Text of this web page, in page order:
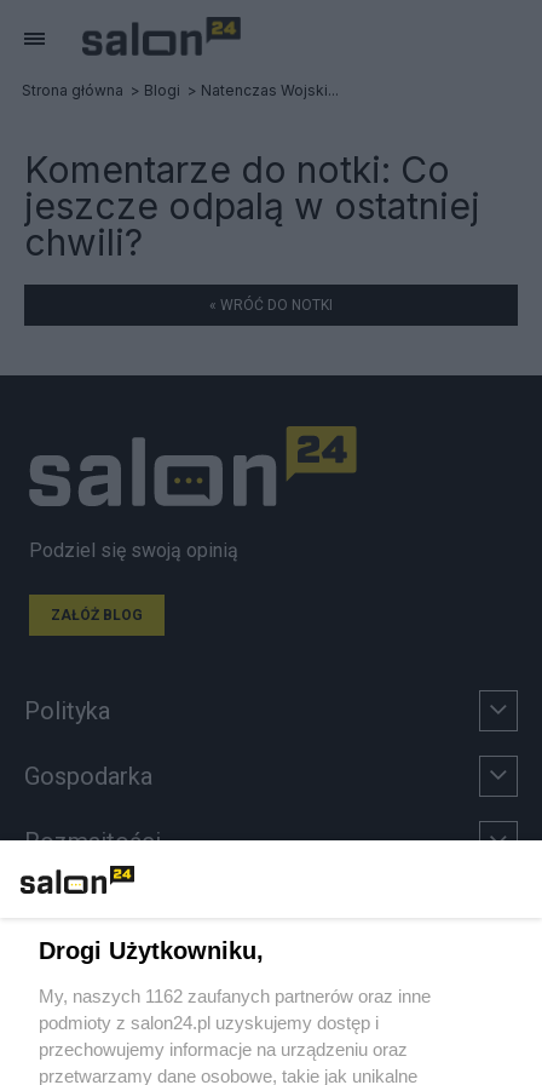
Strona główna Blogi Natenczas Wojski...
Komentarze do notki: Co
jeszcze odpalą w ostatniej
chwili?
« WRÓĆ DO NOTKI
Podziel się swoją opinią
ZAŁÓŻ BLOG
Polityka
Gospodarka
Rozmaitości
Sport
Społeczeństwo
Drogi Użytkowniku,
My, naszych 1162 zaufanych partnerów oraz inne
podmioty z salon24.pl uzyskujemy dostęp i
przechowujemy informacje na urządzeniu oraz
przetwarzamy dane osobowe, takie jak unikalne